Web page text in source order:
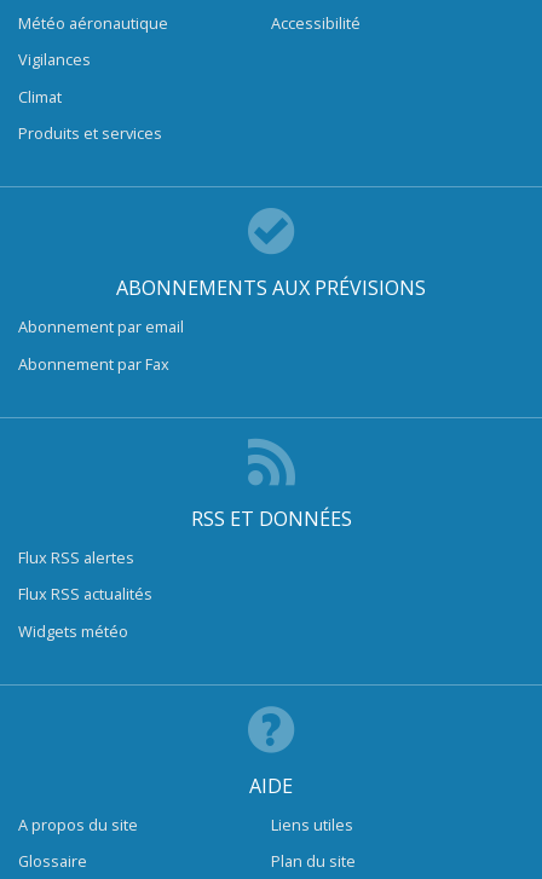
Météo aéronautique
Vigilances
Climat
Produits et services
Accessibilité
ABONNEMENTS AUX PRÉVISIONS
Abonnement par email
Abonnement par Fax
RSS ET DONNÉES
Flux RSS alertes
Flux RSS actualités
Widgets météo
AIDE
A propos du site
Glossaire
Liens utiles
Plan du site